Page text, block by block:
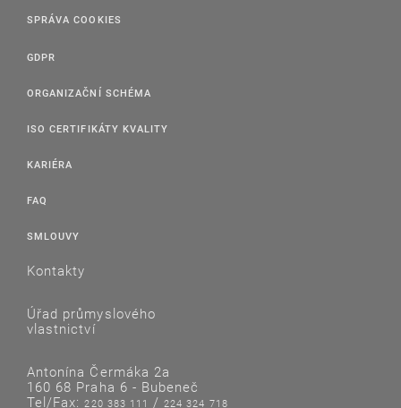
SPRÁVA COOKIES
GDPR
ORGANIZAČNÍ SCHÉMA
ISO CERTIFIKÁTY KVALITY
KARIÉRA
FAQ
SMLOUVY
Kontakty
Úřad průmyslového
vlastnictví
Antonína Čermáka 2a
160 68 Praha 6 - Bubeneč
Tel/Fax:220 383 111 /224 324 718